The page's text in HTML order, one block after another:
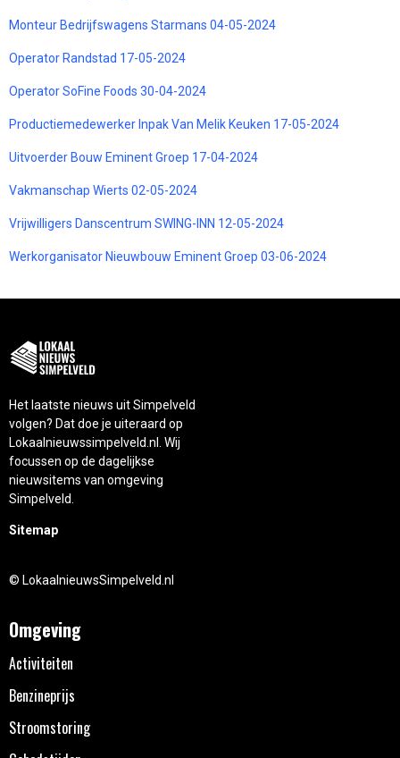
Monteur Bedrijfswagens Starmans 04-05-2024
Operator Randstad 17-05-2024
Operator SoFine Foods 30-04-2024
Productiemedewerker Inpak Van Melik Keuken 17-05-2024
Uitvoerder Bouw Eminent Groep 17-04-2024
Vakmanschap Wierts 02-05-2024
Vrijwilligers Danscentrum SWING-INN 12-05-2024
Werkorganisator Nieuwbouw Eminent Groep 03-06-2024
Het laatste nieuws uit Simpelveld
volgen? Dat doe je uiteraard op
Lokaalnieuwssimpelveld.nl. Wij
focussen op de dagelijkse
nieuwsitems van omgeving
Simpelveld.
Sitemap
© LokaalnieuwsSimpelveld.nl
Omgeving
Activiteiten
Benzineprijs
Stroomstoring